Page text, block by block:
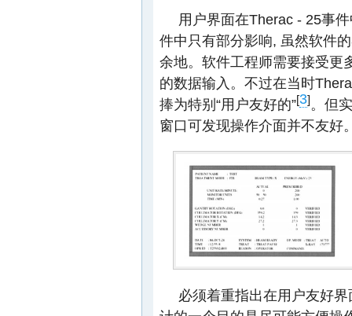
用户界面在Therac - 25事
件中只有部分影响, 虽然软件
余地。软件工程师需要接受更
的数据输入。不过在当时
捧为特别“用户友好的”[3]。但
窗口可发现操作介面并不友好
必须着重指出在用户友好